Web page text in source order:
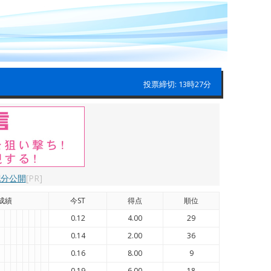
投票締切: 13時27分
公開[PR]
績 今ST 得点
順位
0.12 4.00
29
0.14 2.00
36
0.16 8.00
9